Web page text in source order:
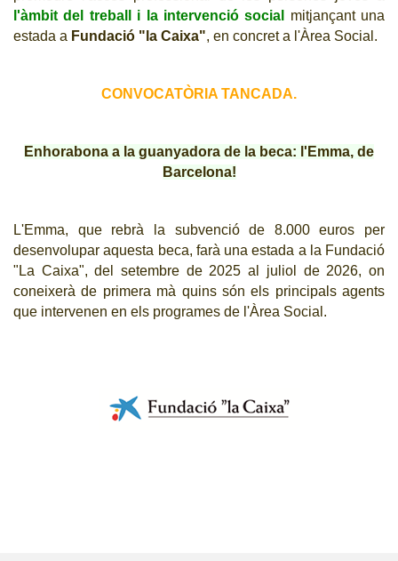
l'àmbit del treball i la intervenció social mitjançant una
estada a Fundació "la Caixa", en concret a l'Àrea Social.
CONVOCATÒRIA TANCADA.
Enhorabona a la guanyadora de la beca: l'Emma, de
Barcelona!
L'Emma, que rebrà la subvenció de 8.000 euros per
desenvolupar aquesta beca, farà una estada a la Fundació
"La Caixa", del setembre de 2025 al juliol de 2026, on
coneixerà de primera mà quins són els principals agents
que intervenen en els programes de l'Àrea Social.